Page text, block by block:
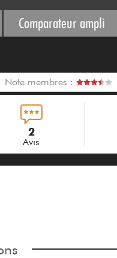
Comparateur ampli
Note membres :
2
Avis